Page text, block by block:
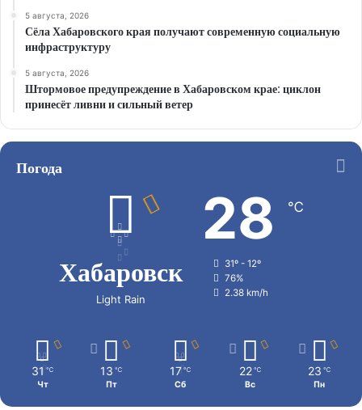
5 августа, 2026
Сёла Хабаровского края получают современную социальную
инфраструктуру
5 августа, 2026
Штормовое предупреждение в Хабаровском крае: циклон
принесёт ливни и сильный ветер
Погода
Хабаровск
Light Rain
28 ℃
31º - 12º
76%
2.38 km/h
31 ℃
Чт
13 ℃
Пт
17 ℃
Сб
22 ℃
Вс
23 ℃
Пн